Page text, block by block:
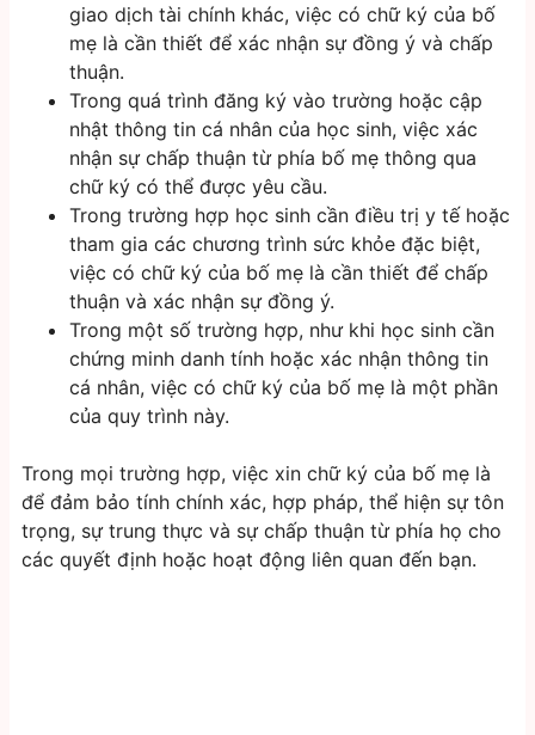
giao dịch tài chính khác, việc có chữ ký của bố
mẹ là cần thiết để xác nhận sự đồng ý và chấp
thuận.
Trong quá trình đăng ký vào trường hoặc cập
nhật thông tin cá nhân của học sinh, việc xác
nhận sự chấp thuận từ phía bố mẹ thông qua
chữ ký có thể được yêu cầu.
Trong trường hợp học sinh cần điều trị y tế hoặc
tham gia các chương trình sức khỏe đặc biệt,
việc có chữ ký của bố mẹ là cần thiết để chấp
thuận và xác nhận sự đồng ý.
Trong một số trường hợp, như khi học sinh cần
chứng minh danh tính hoặc xác nhận thông tin
cá nhân, việc có chữ ký của bố mẹ là một phần
của quy trình này.
Trong mọi trường hợp, việc xin chữ ký của bố mẹ là
để đảm bảo tính chính xác, hợp pháp, thể hiện sự tôn
trọng, sự trung thực và sự chấp thuận từ phía họ cho
các quyết định hoặc hoạt động liên quan đến bạn.